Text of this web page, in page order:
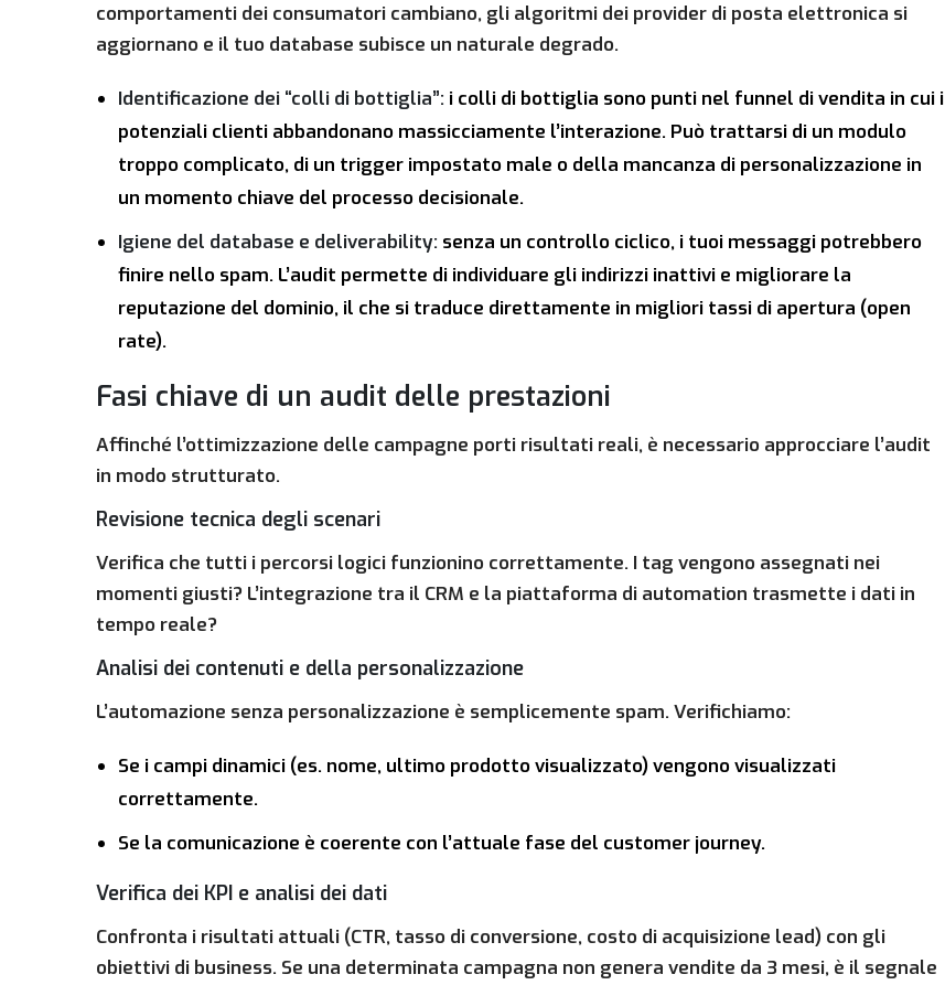
comportamenti dei consumatori cambiano, gli algoritmi dei provider di posta elettronica si
aggiornano e il tuo database subisce un naturale degrado.
Identificazione dei “colli di bottiglia”: i colli di bottiglia sono punti nel funnel di vendita in cui i
potenziali clienti abbandonano massicciamente l’interazione. Può trattarsi di un modulo
troppo complicato, di un trigger impostato male o della mancanza di personalizzazione in
un momento chiave del processo decisionale.
Igiene del database e deliverability: senza un controllo ciclico, i tuoi messaggi potrebbero
finire nello spam. L’audit permette di individuare gli indirizzi inattivi e migliorare la
reputazione del dominio, il che si traduce direttamente in migliori tassi di apertura (open
rate).
Fasi chiave di un audit delle prestazioni
Affinché l’ottimizzazione delle campagne porti risultati reali, è necessario approcciare l’audit
in modo strutturato.
Revisione tecnica degli scenari
Verifica che tutti i percorsi logici funzionino correttamente. I tag vengono assegnati nei
momenti giusti? L’integrazione tra il CRM e la piattaforma di automation trasmette i dati in
tempo reale?
Analisi dei contenuti e della personalizzazione
L’automazione senza personalizzazione è semplicemente spam. Verifichiamo:
Se i campi dinamici (es. nome, ultimo prodotto visualizzato) vengono visualizzati
correttamente.
Se la comunicazione è coerente con l’attuale fase del customer journey.
Verifica dei KPI e analisi dei dati
Confronta i risultati attuali (CTR, tasso di conversione, costo di acquisizione lead) con gli
obiettivi di business. Se una determinata campagna non genera vendite da 3 mesi, è il segnale